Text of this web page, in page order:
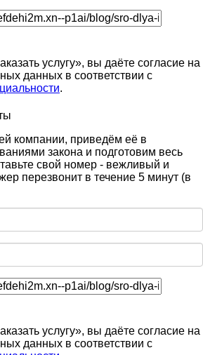
услугу», вы даёте согласие на
данных в соответствии с
.
компании, приведём её в
закона и подготовим весь
свой номер - вежливый и
перезвонит в течение 5 минут (в
услугу», вы даёте согласие на
данных в соответствии с